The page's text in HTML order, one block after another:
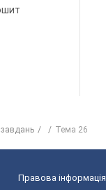
завдань Тема 26
Правова інформація